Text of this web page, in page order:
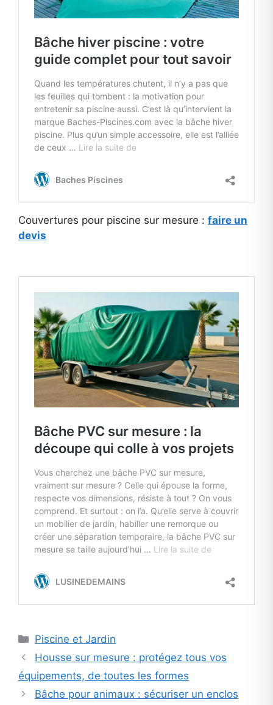
Couvertures pour piscine sur mesure : faire un
devis
Categories
Piscine et Jardin
Housse sur mesure : protégez tous vos
équipements, de toutes les formes
Bâche pour animaux : sécuriser un enclos